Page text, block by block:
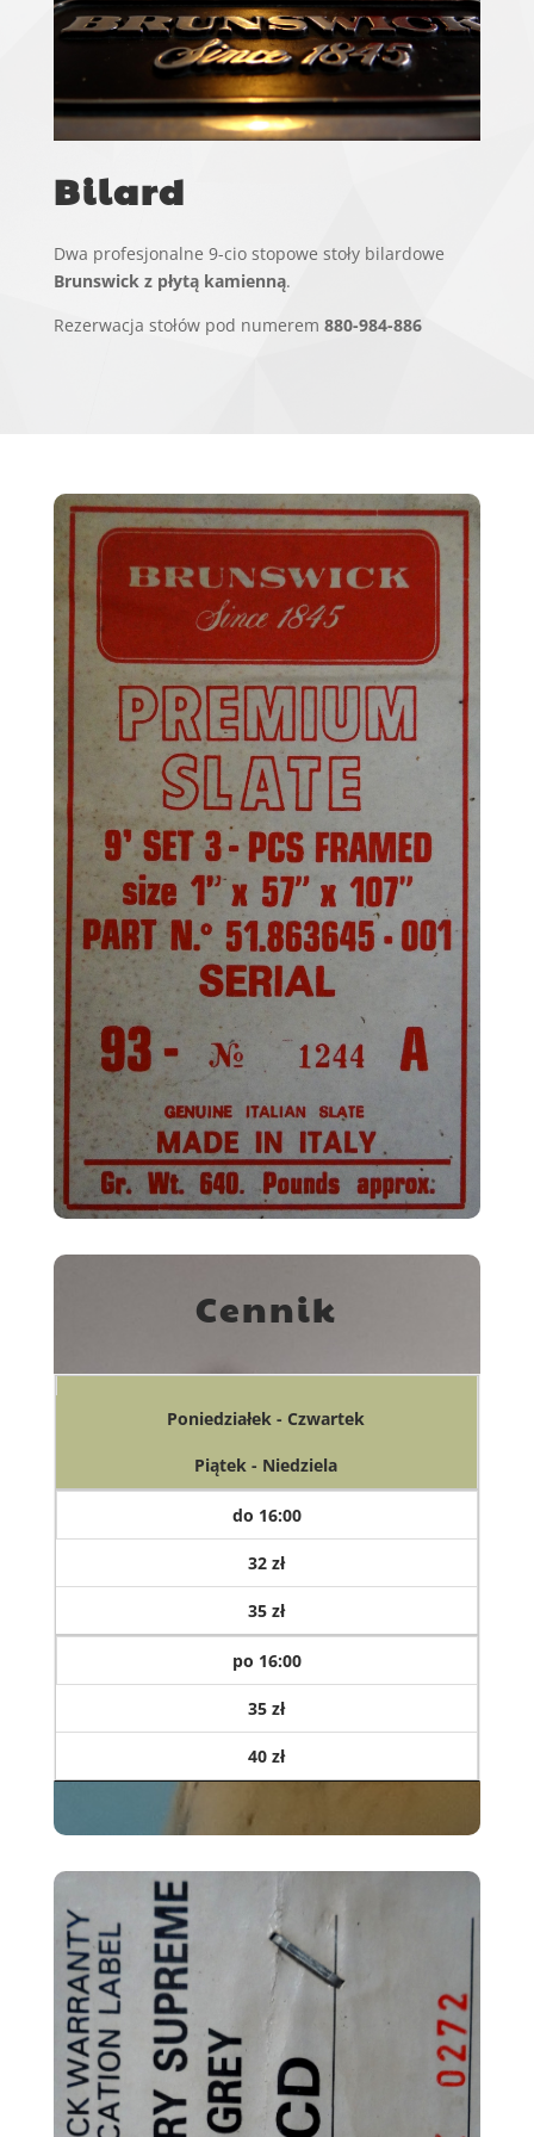
Bilard
Dwa profesjonalne 9-cio stopowe stoły bilardowe
Brunswick z płytą kamienną.
Rezerwacja stołów pod numerem 880-984-886
Cennik
Poniedziałek - Czwartek
Piątek - Niedziela
do 16:00
32 zł
35 zł
po 16:00
35 zł
40 zł